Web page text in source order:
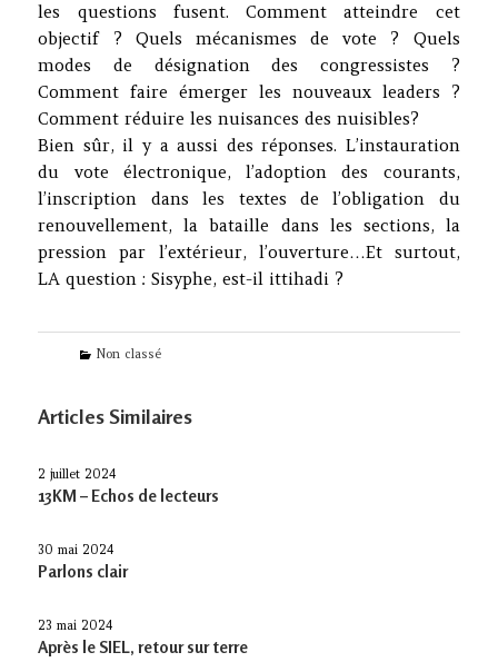
les questions fusent. Comment atteindre cet
objectif ? Quels mécanismes de vote ? Quels
modes de désignation des congressistes ?
Comment faire émerger les nouveaux leaders ?
Comment réduire les nuisances des nuisibles?
Bien sûr, il y a aussi des réponses. L’instauration
du vote électronique, l’adoption des courants,
l’inscription dans les textes de l’obligation du
renouvellement, la bataille dans les sections, la
pression par l’extérieur, l’ouverture…Et surtout,
LA question : Sisyphe, est-il ittihadi ?
Categories
Non classé
Articles Similaires
2 juillet 2024
13KM – Echos de lecteurs
30 mai 2024
Parlons clair
23 mai 2024
Après le SIEL, retour sur terre